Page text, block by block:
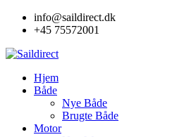
Skip
info@saildirect.dk
+45 75572001
Hjem
Både
Nye Både
Brugte Både
Motor